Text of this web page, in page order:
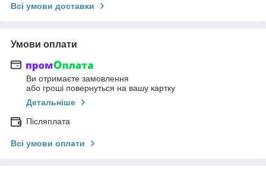
Всі умови доставки
Умови оплати
Ви отримаєте замовлення
або гроші повернуться на вашу картку
Детальніше
Післяплата
Всі умови оплати